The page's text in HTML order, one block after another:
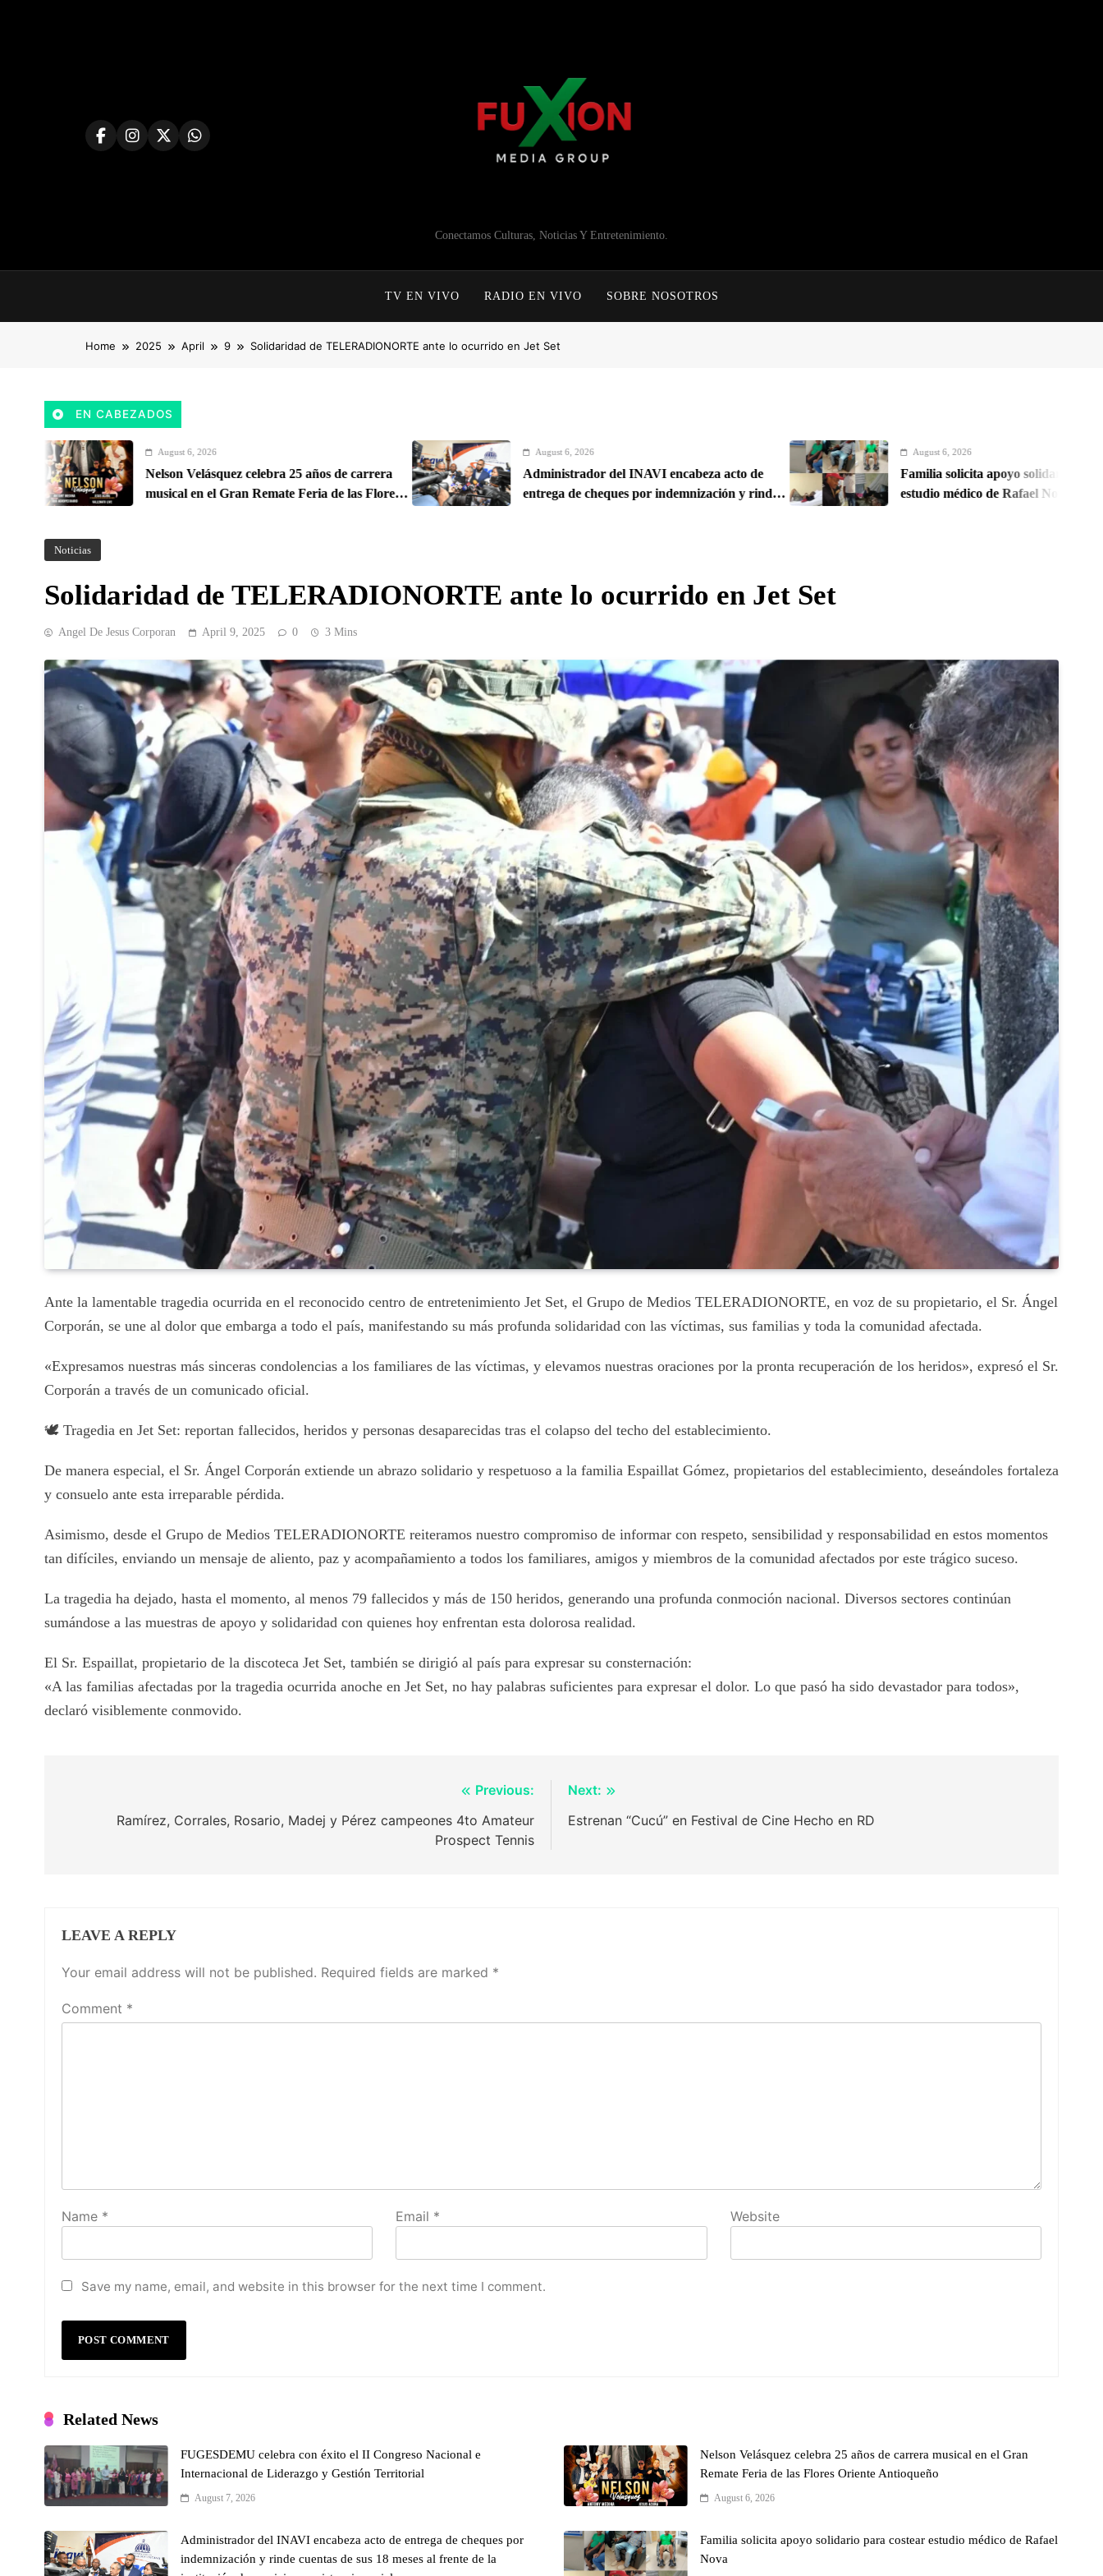
Conectamos Culturas, Noticias Y Entretenimiento.
TV EN VIVO RADIO EN VIVO SOBRE NOSOTROS
Home 2025 April 9 Solidaridad de TELERADIONORTE ante lo ocurrido en Jet Set
EN CABEZADOS
August 6, 2026
Nelson Velásquez celebra 25 años de carrera
musical en el Gran Remate Feria de las Flores
August 6, 2026
Administrador del INAVI encabeza acto de
entrega de cheques por indemnización y rinde
August 6, 2026
Familia solicita apoyo solidario para costear
estudio médico de Rafael Nova
Noticias
Solidaridad de TELERADIONORTE ante lo ocurrido en Jet Set
Angel De Jesus Corporan April 9, 2025 0 3 Mins
Ante la lamentable tragedia ocurrida en el reconocido centro de entretenimiento Jet Set, el Grupo de Medios TELERADIONORTE, en voz de su propietario, el Sr. Ángel
Corporán, se une al dolor que embarga a todo el país, manifestando su más profunda solidaridad con las víctimas, sus familias y toda la comunidad afectada.
«Expresamos nuestras más sinceras condolencias a los familiares de las víctimas, y elevamos nuestras oraciones por la pronta recuperación de los heridos», expresó el Sr.
Corporán a través de un comunicado oficial.
🕊 Tragedia en Jet Set: reportan fallecidos, heridos y personas desaparecidas tras el colapso del techo del establecimiento.
De manera especial, el Sr. Ángel Corporán extiende un abrazo solidario y respetuoso a la familia Espaillat Gómez, propietarios del establecimiento, deseándoles fortaleza
y consuelo ante esta irreparable pérdida.
Asimismo, desde el Grupo de Medios TELERADIONORTE reiteramos nuestro compromiso de informar con respeto, sensibilidad y responsabilidad en estos momentos
tan difíciles, enviando un mensaje de aliento, paz y acompañamiento a todos los familiares, amigos y miembros de la comunidad afectados por este trágico suceso.
La tragedia ha dejado, hasta el momento, al menos 79 fallecidos y más de 150 heridos, generando una profunda conmoción nacional. Diversos sectores continúan
sumándose a las muestras de apoyo y solidaridad con quienes hoy enfrentan esta dolorosa realidad.
El Sr. Espaillat, propietario de la discoteca Jet Set, también se dirigió al país para expresar su consternación:
«A las familias afectadas por la tragedia ocurrida anoche en Jet Set, no hay palabras suficientes para expresar el dolor. Lo que pasó ha sido devastador para todos»,
declaró visiblemente conmovido.
navigation
Previous:
Ramírez, Corrales, Rosario, Madej y Pérez campeones 4to Amateur
Prospect Tennis
Next:
Estrenan “Cucú” en Festival de Cine Hecho en RD
LEAVE A REPLY
Your email address will not be published. Required fields are marked *
Comment *
Name * Email * Website
Save my name, email, and website in this browser for the next time I comment.
Related News
FUGESDEMU celebra con éxito el II Congreso Nacional e
Internacional de Liderazgo y Gestión Territorial
August 7, 2026
Nelson Velásquez celebra 25 años de carrera musical en el Gran
Remate Feria de las Flores Oriente Antioqueño
August 6, 2026
Administrador del INAVI encabeza acto de entrega de cheques por
indemnización y rinde cuentas de sus 18 meses al frente de la
Familia solicita apoyo solidario para costear estudio médico de Rafael
Nova